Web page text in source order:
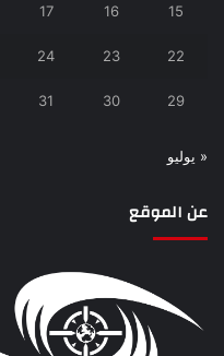
15
16
17
22
23
24
29
30
31
« يوليو
عن الموقع